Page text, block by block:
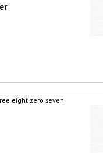
eight zero seven